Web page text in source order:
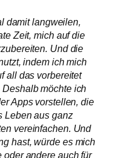
damit langweilen,
Zeit, mich auf die
Und die
indem ich mich
all das vorbereitet
möchte ich
Apps vorstellen, die
Leben aus ganz
vereinfachen. Und
hast, würde es mich
andere auch für